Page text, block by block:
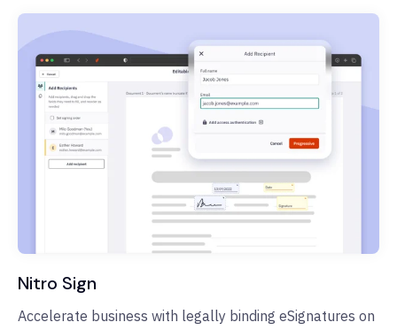
Nitro Sign
Accelerate business with legally binding eSignatures on